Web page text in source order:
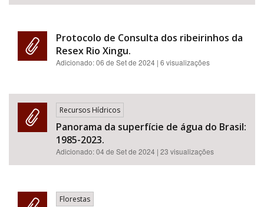
Protocolo de Consulta dos ribeirinhos da
Resex Rio Xingu.
Adicionado:06 de Set de 2024 | 6 visualizações
Recursos Hídricos
Panorama da superfície de água do Brasil:
1985-2023.
Adicionado:04 de Set de 2024 | 23 visualizações
Florestas